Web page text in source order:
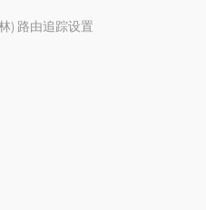
) 路由追踪设置